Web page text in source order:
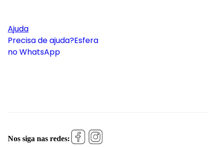
Ajuda
Precisa de ajuda?Esfera
no WhatsApp
Nos siga nas redes: